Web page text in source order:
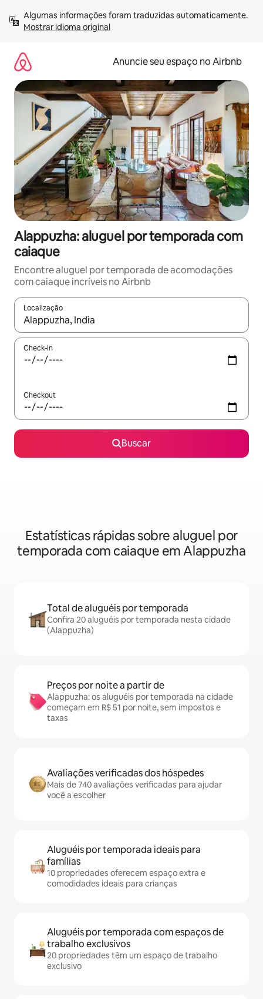
para
Mostrar idioma original
Anuncie seu espaço no Airbnb
Alappuzha: aluguel por temporada com
caiaque
Encontre aluguel por temporada de acomodações
com caiaque incríveis no Airbnb
Localização
Quando os resultados estiverem disponíveis, explore-os
Check-in
Checkout
Buscar
Estatísticas rápidas sobre aluguel por
temporada com caiaque em Alappuzha
Total de aluguéis por temporada
Confira 20 aluguéis por temporada nesta cidade
(Alappuzha)
Preços por noite a partir de
Alappuzha: os aluguéis por temporada na cidade
começam em R$ 51 por noite, sem impostos e
taxas
Avaliações verificadas dos hóspedes
Mais de 740 avaliações verificadas para ajudar
você a escolher
Aluguéis por temporada ideais para
famílias
10 propriedades oferecem espaço extra e
comodidades ideais para crianças
Aluguéis por temporada com espaços de
trabalho exclusivos
20 propriedades têm um espaço de trabalho
exclusivo